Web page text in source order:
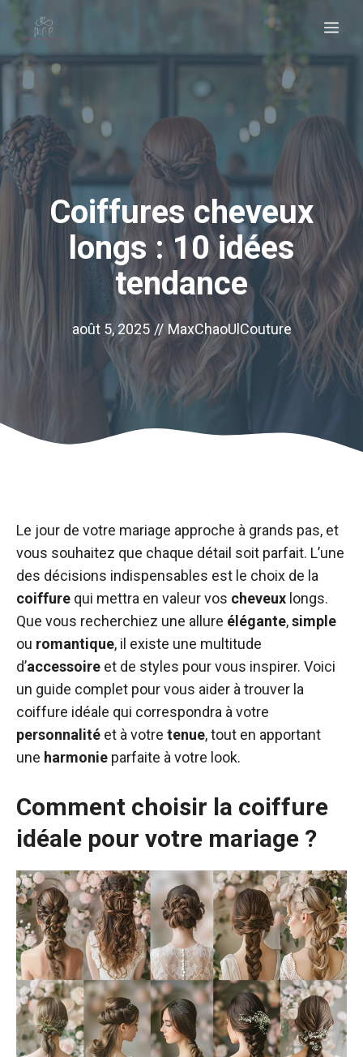
contenu
Coiffures cheveux
longs : 10 idées
tendance
août 5, 2025 // MaxChaoUlCouture
Le jour de votre mariage approche à grands pas, et
vous souhaitez que chaque détail soit parfait. L’une
des décisions indispensables est le choix de la
coiffure qui mettra en valeur vos cheveux longs.
Que vous recherchiez une allure élégante,simple
ou romantique, il existe une multitude
d’accessoire et de styles pour vous inspirer. Voici
un guide complet pour vous aider à trouver la
coiffure idéale qui correspondra à votre
personnalité et à votre tenue, tout en apportant
une harmonie parfaite à votre look.
Comment choisir la coiffure
idéale pour votre mariage ?